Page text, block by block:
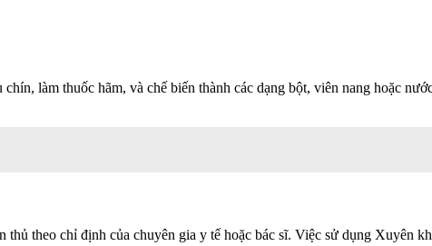
làm thuốc hãm, và chế biến thành các dạng bột, viên nang hoặc
theo chỉ định của chuyên gia y tế hoặc bác sĩ. Việc sử dụng Xuyên